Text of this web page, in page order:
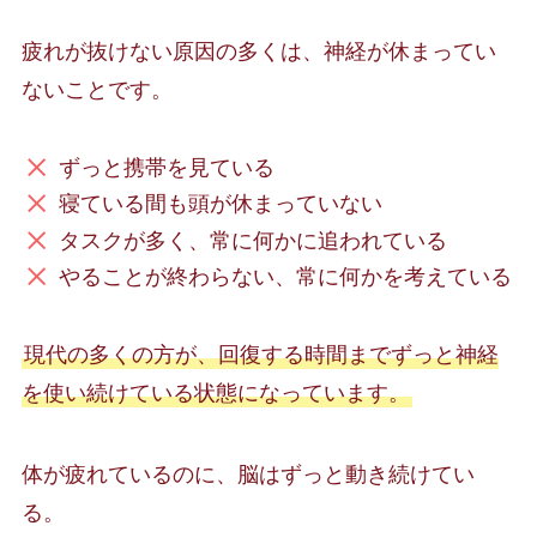
疲れが抜けない原因の多くは、神経が休まってい
ないことです。
ずっと携帯を見ている
寝ている間も頭が休まっていない
タスクが多く、常に何かに追われている
やることが終わらない、常に何かを考えている
現代の多くの方が、回復する時間までずっと神経
を使い続けている状態になっています。
体が疲れているのに、脳はずっと動き続けてい
る。